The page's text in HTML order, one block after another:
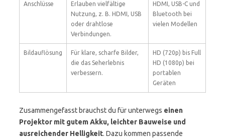
Anschlüsse
Erlauben vielfältige
Nutzung, z. B. HDMI, USB
oder drahtlose
Verbindungen.
HDMI, USB-C und
Bluetooth bei
vielen Modellen
Bildauflösung
Für klare, scharfe Bilder,
die das Seherlebnis
verbessern.
HD (720p) bis Full
HD (1080p) bei
portablen
Geräten
Zusammengefasst brauchst du für unterwegs einen
Projektor mit gutem Akku, leichter Bauweise und
ausreichender Helligkeit. Dazu kommen passende